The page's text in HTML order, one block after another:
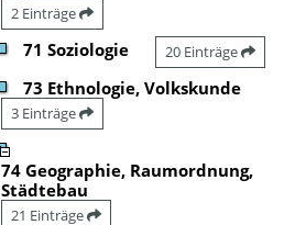
2 Einträge
71 Soziologie 20 Einträge
73 Ethnologie, Volkskunde
3 Einträge
74 Geographie, Raumordnung,
Städtebau
21 Einträge